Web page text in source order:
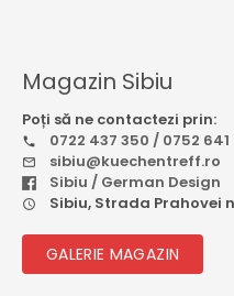
Magazin Sibiu
Poți să ne contactezi prin:
0722 437 350 / 0752 641
sibiu@kuechentreff.ro
Sibiu / German Design
Sibiu, Strada Prahovei
GALERIE MAGAZIN